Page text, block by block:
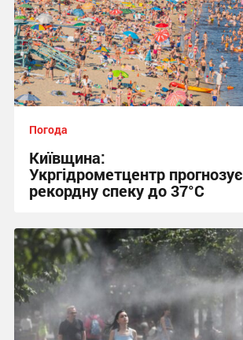
Погода
Київщина:
Укргідрометцентр прогнозує
рекордну спеку до 37°C
08:06 сьогодні